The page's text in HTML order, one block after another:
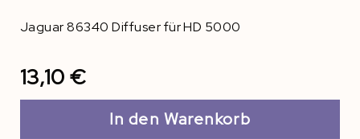
Jaguar 86340 Diffuser für HD 5000
13,10 €
In den Warenkorb